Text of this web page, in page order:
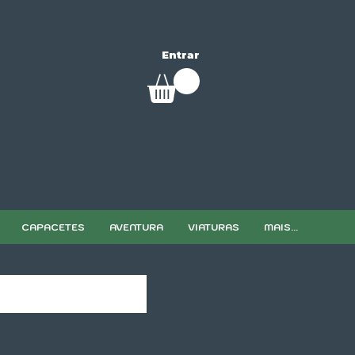
Entrar
CAPACETES AVENTURA VIATURAS MAIS...